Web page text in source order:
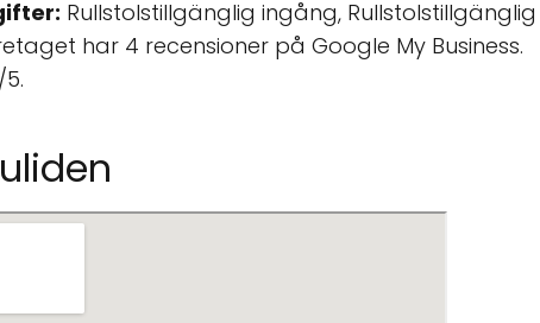
Rullstolstillgänglig ingång,
har 4 recensioner på Google My Business.